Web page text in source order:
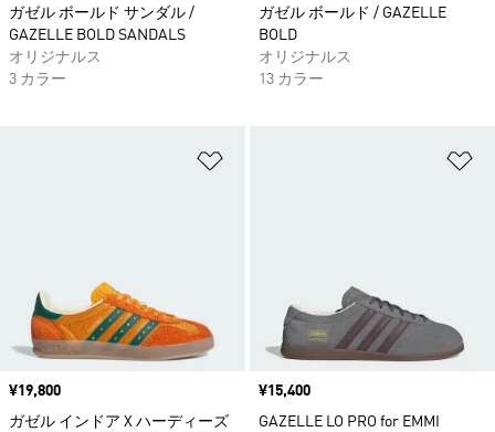
ガゼル ボールド サンダル /
GAZELLE BOLD SANDALS
オリジナルス
3 カラー
ガゼル ボールド / GAZELLE
BOLD
オリジナルス
13 カラー
価格
¥19,800
ガゼル インドア X ハーディーズ
価格
¥15,400
GAZELLE LO PRO for EMMI